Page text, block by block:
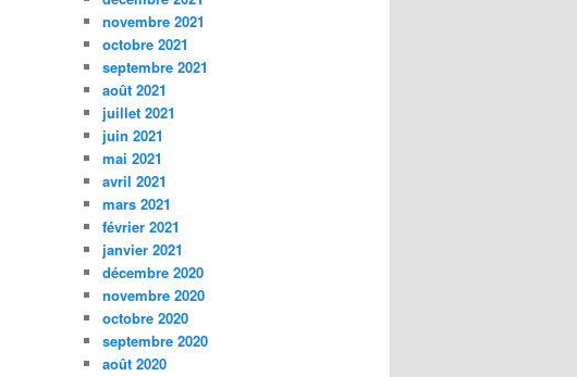
novembre 2021
octobre 2021
septembre 2021
août 2021
juillet 2021
juin 2021
mai 2021
avril 2021
mars 2021
février 2021
janvier 2021
décembre 2020
novembre 2020
octobre 2020
septembre 2020
août 2020